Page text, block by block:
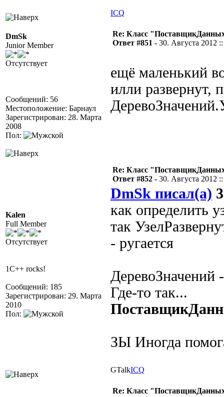
ICQ
DmSk
Junior Member
Отсутствует
Сообщений: 56
Местоположение: Барнаул
Зарегистрирован: 28. Марта
2008
Пол:
Re: Класс
Ответ #851 - 30. Августа 2012
ещё маленький
илли развернут,
Kalen
Full Member
Отсутствует
1C++ rocks!
Сообщений: 185
Зарегистрирован: 29. Марта
2010
Пол:
Re: Класс
Ответ #852 - 30. Августа 2012
DmSk писал(а)
как определить
так
- ругается
ДеревоЗначений
Где-то так...
ЗЫ Иногда
GTalkICQ
Re: Класс